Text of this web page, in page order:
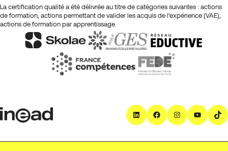
La certification qualité a été délivrée au titre de catégories suivantes : actions
de formation, actions permettant de valider les acquis de l’expérience (VAE),
actions de formation par apprentissage.
LinkedIn
Facebook